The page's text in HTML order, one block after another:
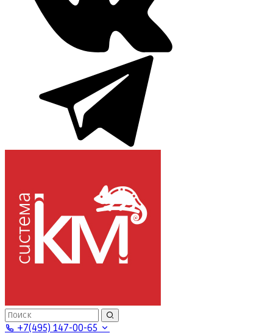
+7(495) 147-00-65